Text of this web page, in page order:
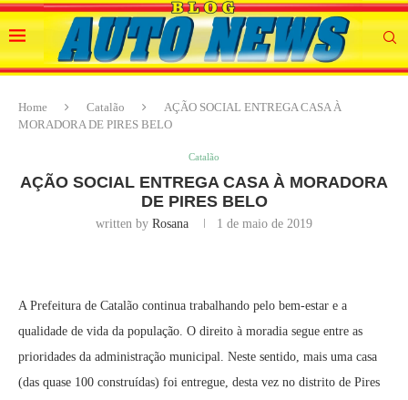
Home Catalão
AÇÃO SOCIAL ENTREGA CASA À
MORADORA DE PIRES BELO
Catalão
AÇÃO SOCIAL ENTREGA CASA À MORADORA
DE PIRES BELO
written by Rosana 1 de maio de 2019
A Prefeitura de Catalão continua trabalhando pelo bem-estar e a
qualidade de vida da população. O direito à moradia segue entre as
prioridades da administração municipal. Neste sentido, mais uma casa
(das quase 100 construídas) foi entregue, desta vez no distrito de Pires